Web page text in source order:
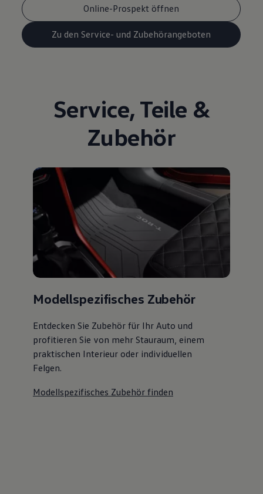
Online-Prospekt öffnen
Zu den Service- und Zubehörangeboten
Service, Teile &
Zubehör
Modellspezifisches Zubehör
Entdecken Sie Zubehör für Ihr Auto und
profitieren Sie von mehr Stauraum, einem
praktischen Interieur oder individuellen
Felgen.
Modellspezifisches Zubehör finden